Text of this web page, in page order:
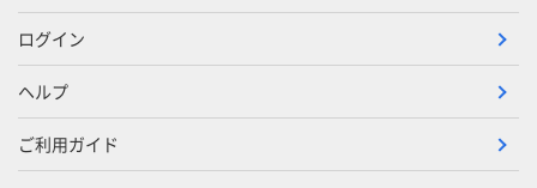
ログイン
ヘルプ
ご利用ガイド